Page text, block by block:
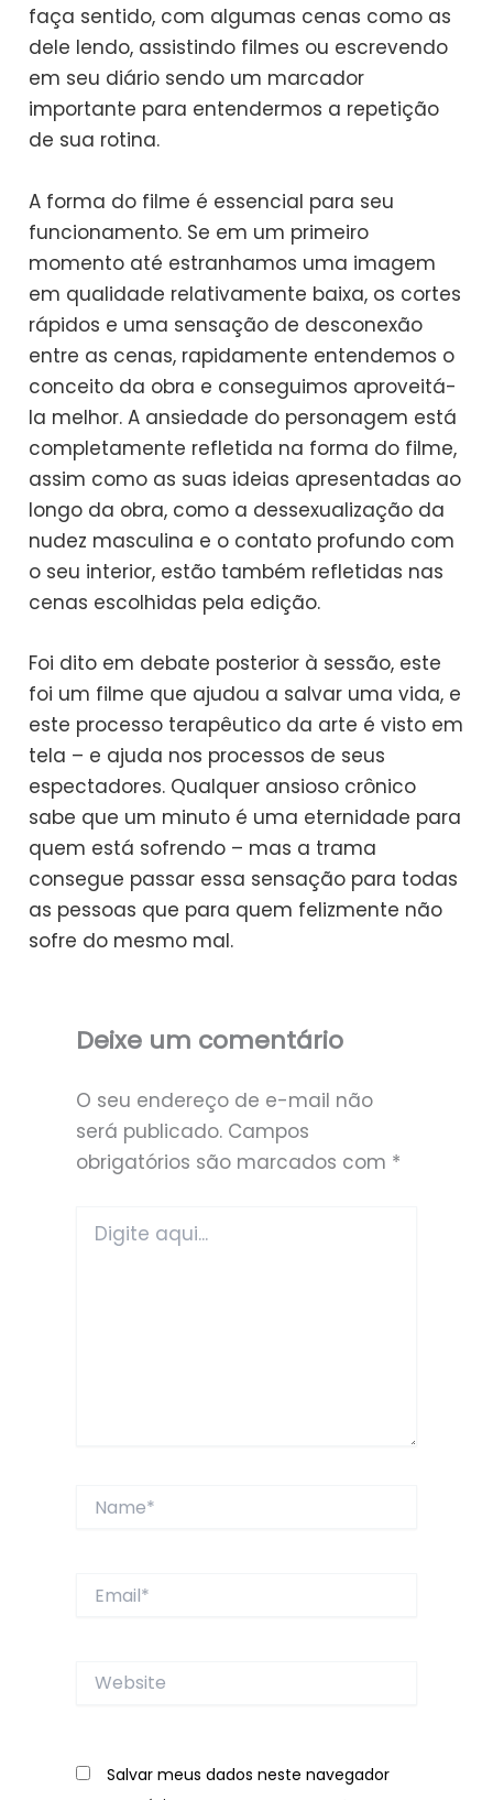
faça sentido, com algumas cenas como as
dele lendo, assistindo filmes ou escrevendo
em seu diário sendo um marcador
importante para entendermos a repetição
de sua rotina.
A forma do filme é essencial para seu
funcionamento. Se em um primeiro
momento até estranhamos uma imagem
em qualidade relativamente baixa, os cortes
rápidos e uma sensação de desconexão
entre as cenas, rapidamente entendemos o
conceito da obra e conseguimos aproveitá-
la melhor. A ansiedade do personagem está
completamente refletida na forma do filme,
assim como as suas ideias apresentadas ao
longo da obra, como a dessexualização da
nudez masculina e o contato profundo com
o seu interior, estão também refletidas nas
cenas escolhidas pela edição.
Foi dito em debate posterior à sessão, este
foi um filme que ajudou a salvar uma vida, e
este processo terapêutico da arte é visto em
tela – e ajuda nos processos de seus
espectadores. Qualquer ansioso crônico
sabe que um minuto é uma eternidade para
quem está sofrendo – mas a trama
consegue passar essa sensação para todas
as pessoas que para quem felizmente não
sofre do mesmo mal.
Deixe um comentário
O seu endereço de e-mail não
será publicado. Campos
obrigatórios são marcados com *
aqui...
Website
Salvar meus dados neste navegador